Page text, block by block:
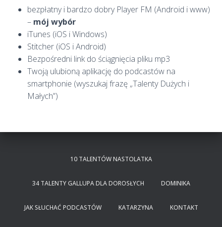
bezpłatny i bardzo dobry Player FM (Android i www)
– mój wybór
iTunes (iOS i Windows)
Stitcher (iOS i Android)
Bezpośredni link do ściągnięcia pliku mp3
Twoją ulubioną aplikację do podcastów na
smartphonie (wyszukaj frazę „Talenty Dużych i
Małych”)
10 TALENTÓW NASTOLATKA
34 TALENTY GALLUPA DLA DOROSŁYCH DOMINIKA
JAK SŁUCHAĆ PODCASTÓW KATARZYNA KONTAKT